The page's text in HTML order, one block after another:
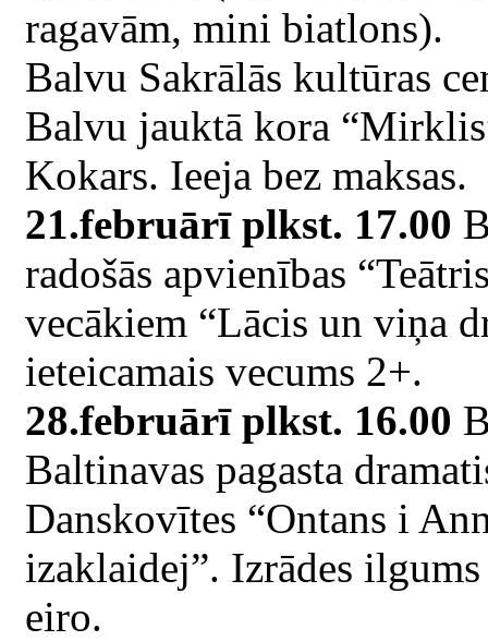
ragavām, mini biatlons).
Balvu Sakrālās kultūras
Balvu jauktā kora
Kokars. Ieeja bez maksas.
21.februārī plkst. 17.00
radošās apvienības
vecākiem “Lācis un viņa
ieteicamais vecums 2+.
28.februārī plkst. 16.00
Baltinavas pagasta
Danskovītes “Ontans i
izaklaidej”. Izrādes
eiro.